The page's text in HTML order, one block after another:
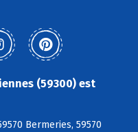
(59300) est
Bermeries, 59570